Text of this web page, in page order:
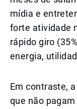
mídia e
forte atividade
rápido giro
energia,
Em contraste,
que não